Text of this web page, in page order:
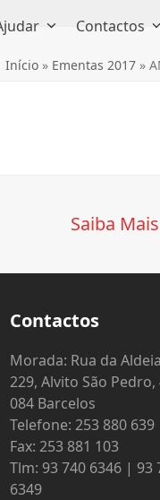
Contactos
Início » Ementas 2017 »
Saiba Mais
Contactos
Morada: Rua da
229, Alvito São Pedro,
084 Barcelos
Telefone: 253 880 639
Fax: 253 881 103
Tlm: 93 740 6346 | 93
6349